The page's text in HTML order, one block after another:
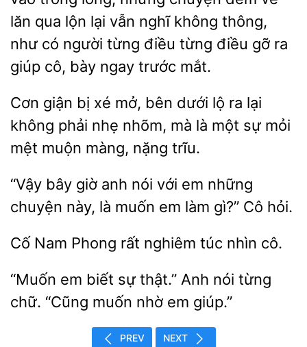
lăn qua lộn lại vẫn nghĩ không thông,
như có người
điều từng điều gỡ ra
giúp cô, bày ngay trước mắt.
Cơn giận bị xé mở, bên
lộ ra lại
không phải nhẹ nhõm, mà là một sự mỏi
mệt
màng, nặng
giờ anh nói với em những
chuyện này, là muốn em làm gì?” Cô
Nam Phong nghiêm túc cô.
“Muốn em biết sự thật.”
nói
chữ. “Cũng muốn
em giúp.”
PREV NEXT